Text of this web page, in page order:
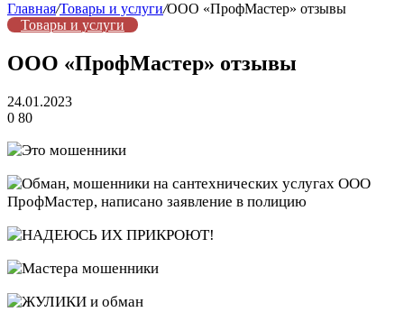
Главная/Товары и услуги/ООО «ПрофМастер» отзывы
Товары и услуги
ООО «ПрофМастер» отзывы
24.01.2023
0 80